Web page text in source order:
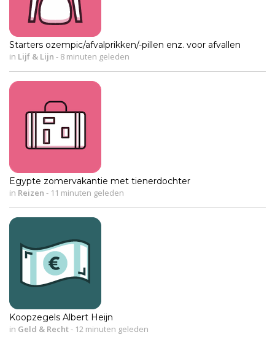
Starters ozempic/afvalprikken/-pillen enz. voor afvallen
in Lijf & Lijn - 8 minuten geleden
Egypte zomervakantie met tienerdochter
in Reizen - 11 minuten geleden
Koopzegels Albert Heijn
in Geld & Recht- 12 minuten geleden